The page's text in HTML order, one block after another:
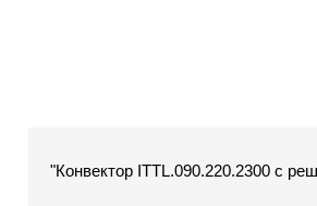
"Конвектор ITTL.090.220.2300 с